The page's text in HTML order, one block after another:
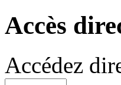
Accès
Accédez